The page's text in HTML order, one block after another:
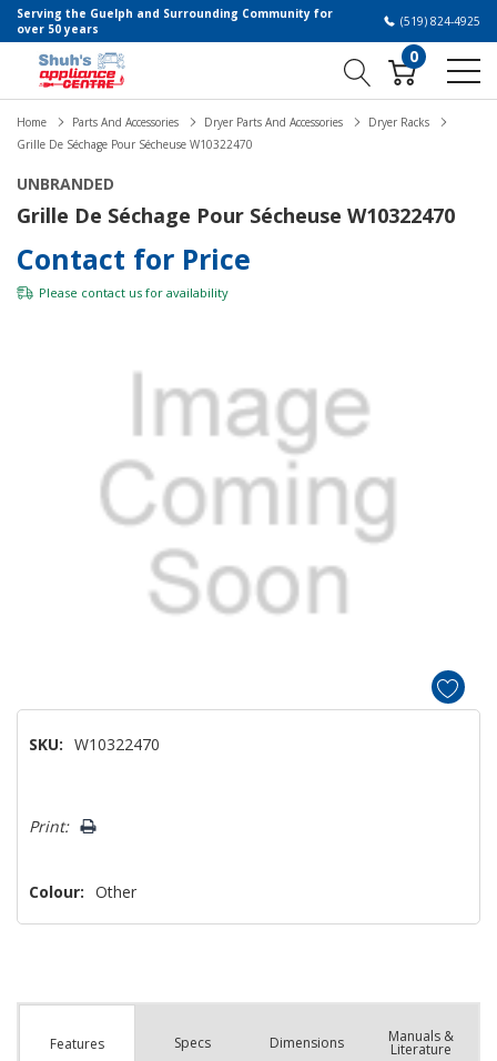
Serving the Guelph and Surrounding Community for
over 50 years
(519) 824-4925
0
Home Parts And Accessories Dryer Parts And Accessories
Dryer Racks
Grille De Séchage Pour Sécheuse W10322470
UNBRANDED
Grille De Séchage Pour Sécheuse W10322470
Contact for Price
Please contact us for availability
SKU: W10322470
Only
Print:
Colour: Other
Features Specs Dimensions Manuals &
Literature